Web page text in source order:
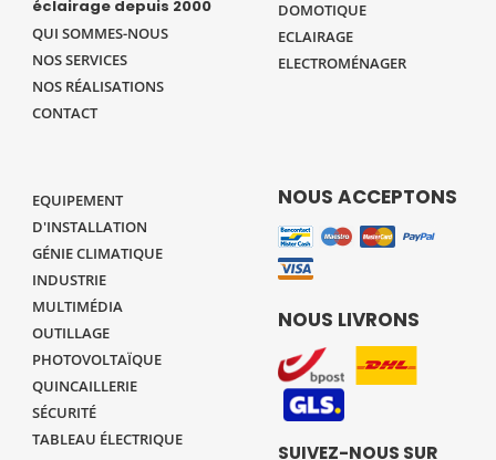
éclairage depuis 2000
QUI SOMMES-NOUS
NOS SERVICES
NOS RÉALISATIONS
CONTACT
DOMOTIQUE
ECLAIRAGE
ELECTROMÉNAGER
EQUIPEMENT
D'INSTALLATION
GÉNIE CLIMATIQUE
INDUSTRIE
MULTIMÉDIA
OUTILLAGE
PHOTOVOLTAÏQUE
QUINCAILLERIE
SÉCURITÉ
TABLEAU ÉLECTRIQUE
NOUS ACCEPTONS
NOUS LIVRONS
SUIVEZ-NOUS SUR